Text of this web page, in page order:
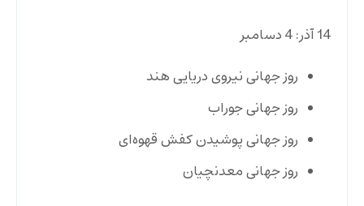
14 آذر: 4 دسامبر
روز جهانی نیروی دریایی هند
روز جهانی جوراب
روز جهانی پوشیدن کفش قهوه‌ای
روز جهانی معدنچیان